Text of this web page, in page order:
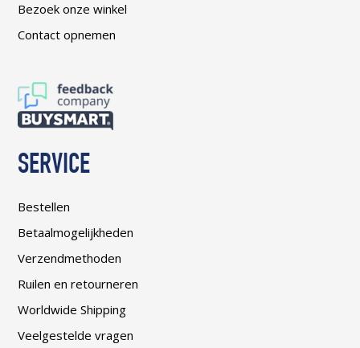
Bezoek onze winkel
Contact opnemen
SERVICE
Bestellen
Betaalmogelijkheden
Verzendmethoden
Ruilen en retourneren
Worldwide Shipping
Veelgestelde vragen